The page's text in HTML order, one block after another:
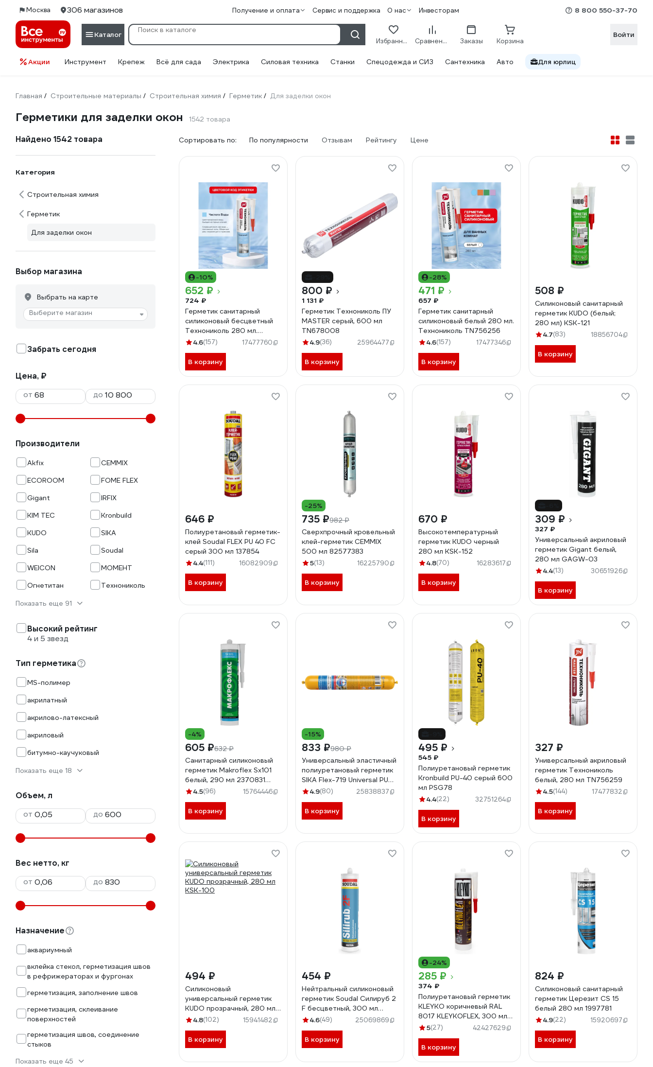
Москва 306 магазинов Получение и оплата Сервис и поддержка О нас Инвесторам 8 800 550-37-70
Каталог
Избранное Сравнение Заказы Корзина
Войти
Акции Инструмент Крепеж Всё для сада Электрика Силовая техника Станки Спецодежда и СИЗ Сантехника Авто Для юрлиц
Главная / Строительные материалы / Строительная химия / Герметик / Для заделки окон
Герметики для заделки окон 1542 товара
Найдено 1542 товара
Категория
Строительная химия
Герметик
Для заделки окон
Выбор магазина
Выбрать на карте
Выберите магазин
Забрать сегодня
Цена, ₽
от
до
Производители
Akfix
CEMMIX
ECOROOM
FOME FLEX
Gigant
IRFIX
KIM TEC
Kronbuild
KUDO
SIKA
Sila
Soudal
WEICON
МОМЕНТ
Огнетитан
Технониколь
Показать еще 91
Высокий рейтинг
4 и 5 звезд
Тип герметика
MS-полимер
акрилатный
акрилово-латексный
акриловый
битумно-каучуковый
Показать еще 18
Объем, л
от
до
Вес нетто, кг
от
до
Назначение
аквариумный
вклейка стекол, герметизация швов
в рефрижераторах и фургонах
герметизация, заполнение швов
герметизация, склеивание
поверхностей
герметизация швов, соединение
стыков
Показать еще 45
Сортировать по: По популярности Отзывам Рейтингу Цене
-10%
652 ₽
724 ₽
Герметик санитарный
силиконовый бесцветный
Технониколь 280 мл.
TN756257
4.6(157) 17477760
В корзину
800 ₽
1 131 ₽
Герметик Технониколь ПУ
MASTER серый, 600 мл
TN678008
4.9(36) 25964477
В корзину
-28%
471 ₽
657 ₽
Герметик санитарный
силиконовый белый 280 мл.
Технониколь TN756256
4.6(157) 17477346
В корзину
508 ₽
Силиконовый санитарный
герметик KUDO (белый;
280 мл) KSK-121
4.7(83) 18856704
В корзину
646 ₽
Полиуретановый герметик-
клей Soudal FLEX PU 40 FC
серый 300 мл 137854
4.4(111) 16082909
В корзину
-25%
735 ₽982 ₽
Сверхпрочный кровельный
клей-герметик CEMMIX
500 мл 82577383
5(13) 16225790
В корзину
670 ₽
Высокотемпературный
герметик KUDO черный
280 мл KSK-152
4.8(70) 16283617
В корзину
309 ₽
327 ₽
Универсальный акриловый
герметик Gigant белый,
280 мл GAGW-03
4.4(13) 30651926
В корзину
-4%
605 ₽632 ₽
Санитарный силиконовый
герметик Makroflex Sx101
белый, 290 мл 2370831
Б0036205 2670568
4.5(96) 15764446
В корзину
-15%
833 ₽980 ₽
Универсальный эластичный
полиуретановый герметик
SIKA Flex-719 Universal PU
серый 600мл. 732365
4.9(80) 25838837
В корзину
495 ₽
545 ₽
Полиуретановый герметик
Kronbuild PU-40 серый 600
мл PSG78
4.4(22) 32751264
В корзину
327 ₽
Универсальный акриловый
герметик Технониколь
белый, 280 мл TN756259
4.5(144) 17477832
В корзину
494 ₽
Силиконовый
универсальный герметик
KUDO прозрачный, 280 мл
KSK-100
4.8(102) 15941482
В корзину
454 ₽
Нейтральный силиконовый
герметик Soudal Силируб 2
F бесцветный, 300 мл
157057
4.6(49) 25069869
В корзину
-24%
285 ₽
374 ₽
Полиуретановый герметик
KLEYKO коричневый RAL
8017 KLEYKOFLEX, 300 мл
KFX-BR-300
5(27) 42427629
В корзину
824 ₽
Силиконовый санитарный
герметик Церезит CS 15
белый 280 мл 1997781
4.9(22) 15920697
В корзину